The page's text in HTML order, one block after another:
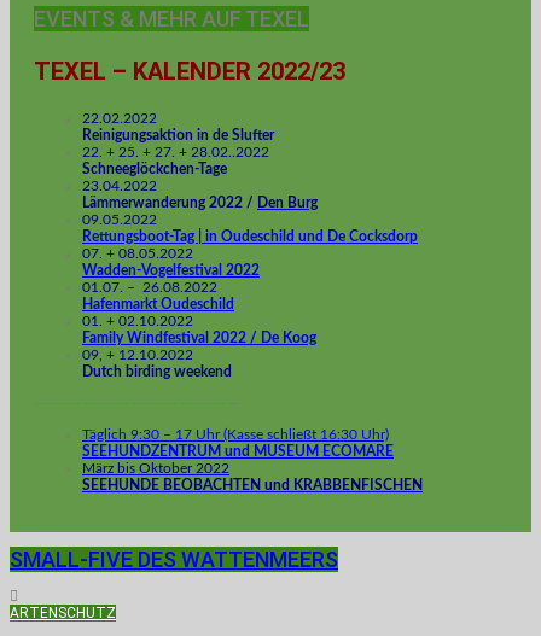
EVENTS & MEHR AUF TEXEL
TEXEL – KALENDER 2022/23
22.02.2022
Reinigungsaktion in de Slufter
22. + 25. + 27. + 28.02..2022
Schneeglöckchen-Tage
23.04.2022
Lämmerwanderung 2022 / Den Burg
09.05.2022
Rettungsboot-Tag | in Oudeschild und De Cocksdorp
07. + 08.05.2022
Wadden-Vogelfestival 2022
01.07. – 26.08.2022
Hafenmarkt Oudeschild
01. + 02.10.2022
Family Windfestival 2022 / De Koog
09, + 12.10.2022
Dutch birding weekend
—————————————————
Täglich 9:30 – 17 Uhr (Kasse schließt 16:30 Uhr)
SEEHUNDZENTRUM und MUSEUM ECOMARE
März bis Oktober 2022
SEEHUNDE BEOBACHTEN und KRABBENFISCHEN
SMALL-FIVE DES WATTENMEERS
ARTENSCHUTZ